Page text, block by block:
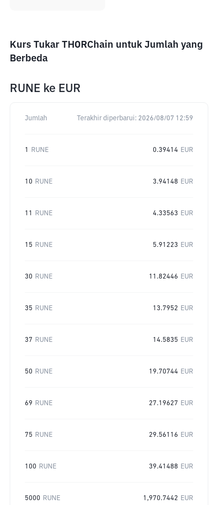
Kurs Tukar THORChain untuk Jumlah yang
Berbeda
RUNE ke EUR
Jumlah Terakhir diperbarui: 2026/08/07 12:59
1 RUNE 0.39414 EUR
10 RUNE 3.94148 EUR
11 RUNE 4.33563 EUR
15 RUNE 5.91223 EUR
30 RUNE 11.82446 EUR
35 RUNE 13.7952 EUR
37 RUNE 14.5835 EUR
50 RUNE 19.70744 EUR
69 RUNE 27.19627 EUR
75 RUNE 29.56116 EUR
100 RUNE 39.41488 EUR
5000 RUNE 1,970.7442 EUR